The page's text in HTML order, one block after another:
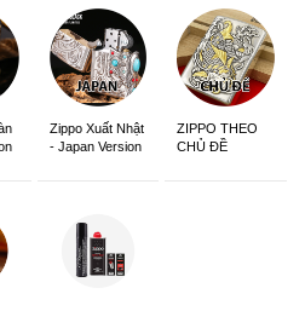
Zippo Xuất Nhật
- Japan Version
ZIPPO THEO
CHỦ ĐỀ